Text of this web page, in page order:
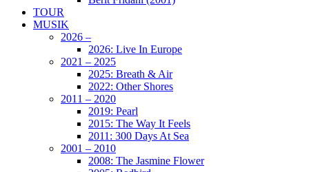
TOUR
MUSIK
2026 –
2026: Live In Europe
2021 – 2025
2025: Breath & Air
2022: Other Shores
2011 – 2020
2019: Pearl
2015: The Way It Feels
2011: 300 Days At Sea
2001 – 2010
2008: The Jasmine Flower